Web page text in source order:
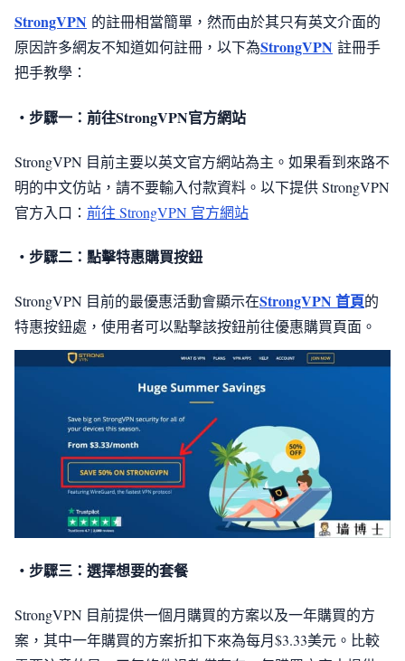
StrongVPN 的註冊相當簡單，然而由於其只有英文介面的
原因許多網友不知道如何註冊，以下為StrongVPN 註冊手
把手教學：
・步驟一：前往StrongVPN官方網站
StrongVPN 目前主要以英文官方網站為主。如果看到來路不
明的中文仿站，請不要輸入付款資料。以下提供 StrongVPN
官方入口： 前往 StrongVPN 官方網站
・步驟二：點擊特惠購買按鈕
StrongVPN 目前的最優惠活動會顯示在StrongVPN 首頁的
特惠按鈕處，使用者可以點擊該按鈕前往優惠購買頁面。
・步驟三：選擇想要的套餐
StrongVPN 目前提供一個月購買的方案以及一年購買的方
案，其中一年購買的方案折扣下來為每月$3.33美元。比較